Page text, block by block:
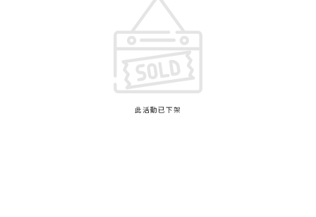
此活動已下架